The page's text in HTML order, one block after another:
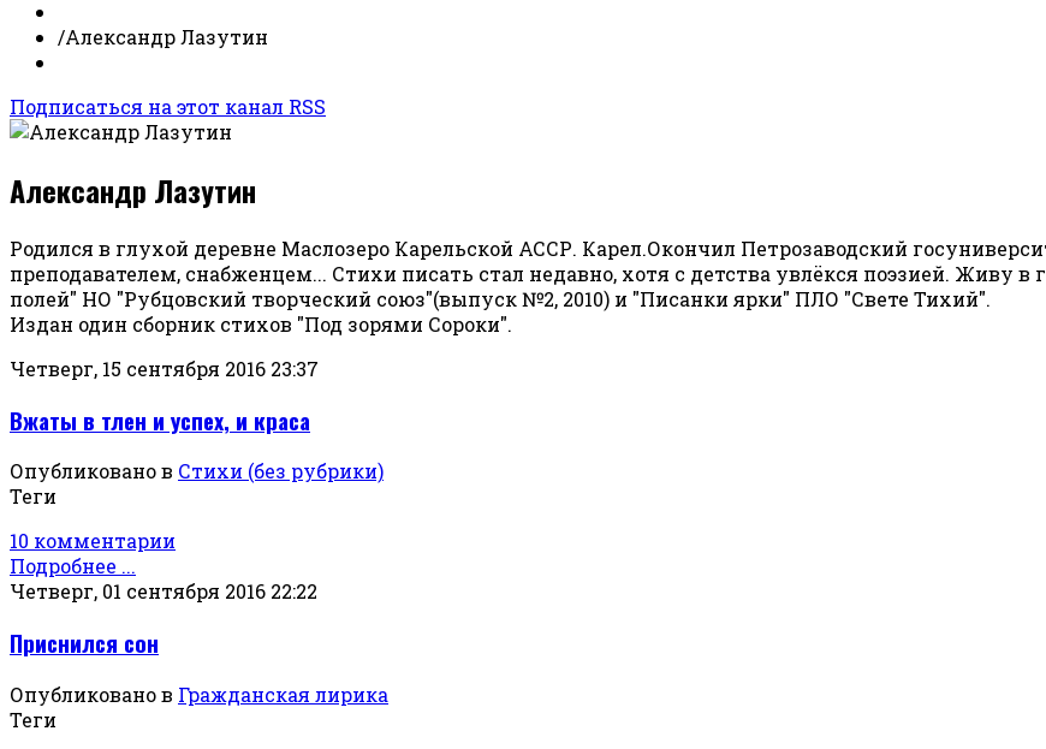
/Александр Лазутин
Подписаться на этот канал RSS
Александр Лазутин
Родился в глухой деревне Маслозеро Карельской АССР. Карел.Окончил Петрозаводский
преподавателем, снабженцем... Стихи писать стал недавно, хотя с детства увлёкся поэзией. Живу
полей" НО "Рубцовский творческий союз"(выпуск №2, 2010) и "Писанки ярки" ПЛО "Свете Тихий".
Издан один сборник стихов "Под зорями Сороки".
Четверг, 15 сентября 2016 23:37
Вжаты в тлен и успех, и краса
Опубликовано в Стихи (без рубрики)
Теги
10 комментарии
Подробнее ...
Четверг, 01 сентября 2016 22:22
Приснился сон
Опубликовано в Гражданская лирика
Теги